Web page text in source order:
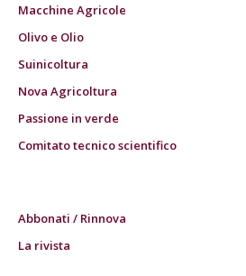
Macchine Agricole
Olivo e Olio
Suinicoltura
Nova Agricoltura
Passione in verde
Comitato tecnico scientifico
Abbonati / Rinnova
La rivista